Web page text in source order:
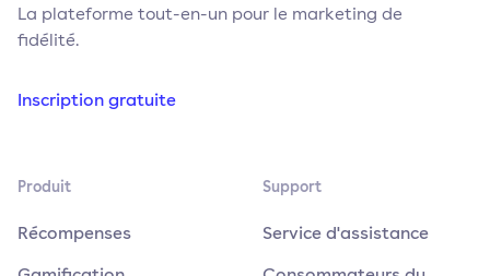
La plateforme tout-en-un pour le marketing de
fidélité.
Inscription gratuite
Produit
Récompenses
Support
Service d'assistance